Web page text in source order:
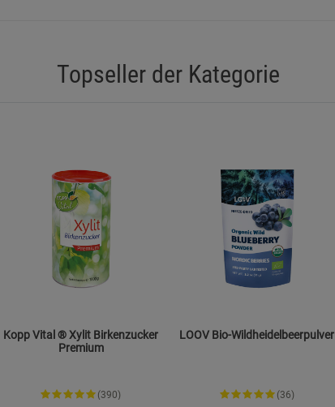
Topseller der Kategorie
Kopp Vital ® Xylit Birkenzucker
Premium
(390)
LOOV Bio-Wildheidelbeerpulver
(36)
Cookie-Informationenanzeigen
anzeigen
Datenschutzerklärung